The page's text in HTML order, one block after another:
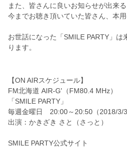
また、皆さんに良いお知らせが出来る
今までお聴き頂いていた皆さん、本用
お世話になった「 SMILE PARTY」は
ります。
【ON AIRスケジュール】
FM北海道 AIR-G'（FM80.4 MHz）
「SMILE PARTY」
毎週金曜日 20:00～20:50（2018/3/
出演：かきざき さと（さっと）
SMILE PARTY公式サイト